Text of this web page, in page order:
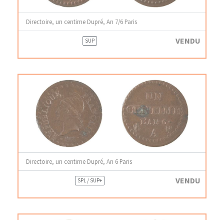
Directoire, un centime Dupré, An 7/6 Paris
SUP VENDU
Directoire, un centime Dupré, An 6 Paris
SPL / SUP+ VENDU